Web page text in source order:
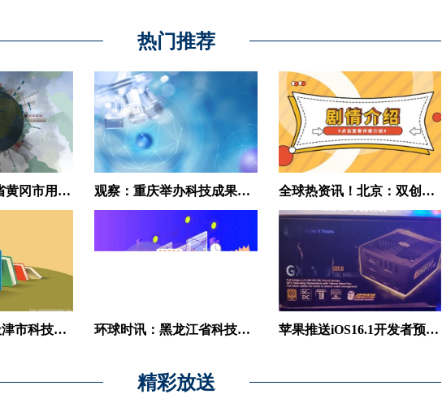
热门推荐
全球简讯:湖北省黄冈市用好人才第一资源激发创新第一动力 观察：重庆举办科技成果进区县暨万达开云科技成果对接活动 全球热资讯！北京：双创主题展云展厅正式上线
环球微速讯：天津市科技局积极推动科技领军（培育）企业发展 环球时讯：黑龙江省科技成果产业化直通车暨生物经济专场对接路演活动在哈尔滨召开 苹果推送iOS16.1开发者预览版Beta2改善电量显示状态
精彩放送